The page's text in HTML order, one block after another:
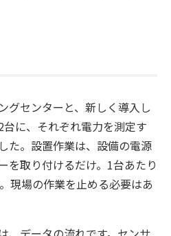
グセンターと、新しく導入し
に、それぞれ電力を測定す
た。設置作業は、設備の電源
を取り付けるだけ。1台あたり
現場の作業を止める必要はあ